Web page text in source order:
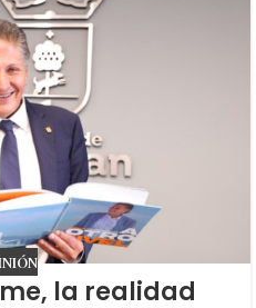
la realidad